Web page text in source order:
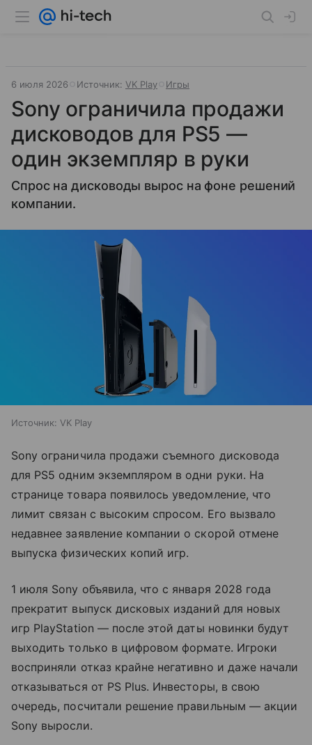
6 июля 2026 Источник: VK Play Игры
Sony ограничила продажи
дисководов для PS5 —
один экземпляр в руки
Спрос на дисководы вырос на фоне решений
компании.
Источник: VK Play
Sony ограничила продажи съемного дисковода
для PS5 одним экземпляром в одни руки. На
странице товара появилось уведомление, что
лимит связан с высоким спросом. Его вызвало
недавнее заявление компании о скорой отмене
выпуска физических копий игр.
1 июля Sony объявила, что с января 2028 года
прекратит выпуск дисковых изданий для новых
игр PlayStation — после этой даты новинки будут
выходить только в цифровом формате. Игроки
восприняли отказ крайне негативно и даже начали
отказываться от PS Plus. Инвесторы, в свою
очередь, посчитали решение правильным — акции
Sony выросли.